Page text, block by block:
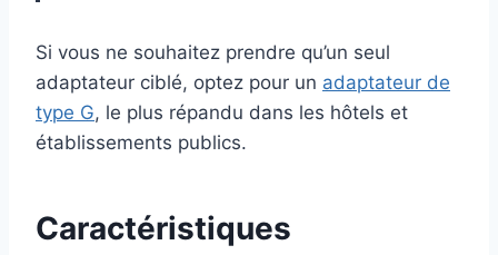
Si vous ne souhaitez prendre qu’un seul
adaptateur ciblé, optez pour un adaptateur de
type G, le plus répandu dans les hôtels et
établissements publics.
Caractéristiques